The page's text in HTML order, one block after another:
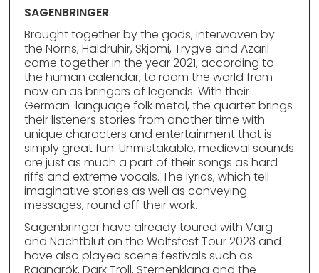
SAGENBRINGER
Brought together by the gods, interwoven by
the Norns, Haldruhir, Skjomi, Trygve and Azaril
came together in the year 2021, according to
the human calendar, to roam the world from
now on as bringers of legends. With their
German-language folk metal, the quartet brings
their listeners stories from another time with
unique characters and entertainment that is
simply great fun. Unmistakable, medieval sounds
are just as much a part of their songs as hard
riffs and extreme vocals. The lyrics, which tell
imaginative stories as well as conveying
messages, round off their work.
Sagenbringer have already toured with Varg
and Nachtblut on the Wolfsfest Tour 2023 and
have also played scene festivals such as